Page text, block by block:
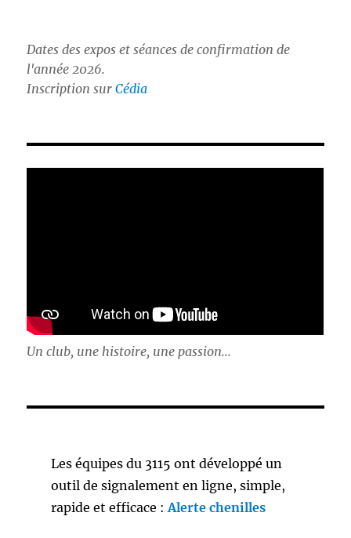
Dates des expos et séances de confirmation de
l'année 2026.
Inscription surCédia
Un club, une histoire, une passion...
Les équipes du 3115 ont développé un
outil de signalement en ligne, simple,
rapide et efficace :Alerte chenilles